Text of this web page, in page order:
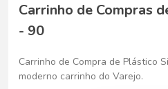
Carrinho de Compras
- 90
Carrinho de Compra de Plástico
moderno carrinho do Varejo.